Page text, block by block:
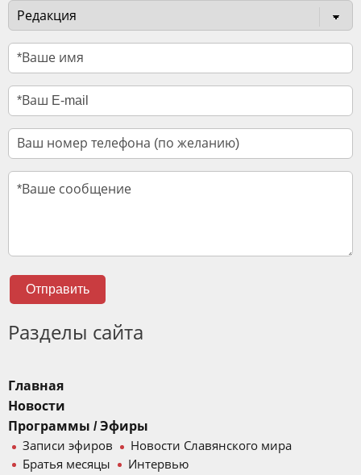
Отправить
Разделы сайта
Главная
Новости
Программы / Эфиры
Записи эфиров
Новости Славянского мира
Братья месяцы
Интервью